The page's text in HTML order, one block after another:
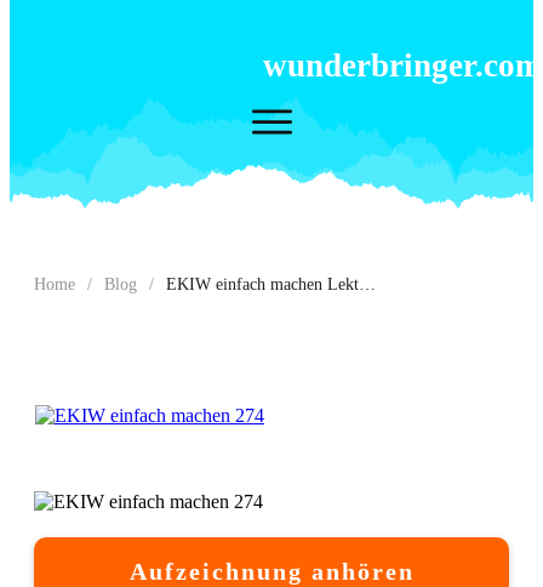
wunderbringer.com
Home / Blog / EKIW einfach machen Lektion 274
Aufzeichnung anhören